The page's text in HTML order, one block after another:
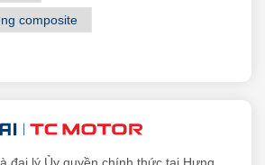
composite